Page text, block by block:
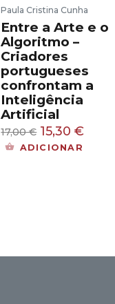
Paula Cristina Cunha
Entre a Arte e o
Algoritmo –
Criadores
portugueses
confrontam a
Inteligência
Artificial
17,00€ O
preço
15,30€
ADICIONAR